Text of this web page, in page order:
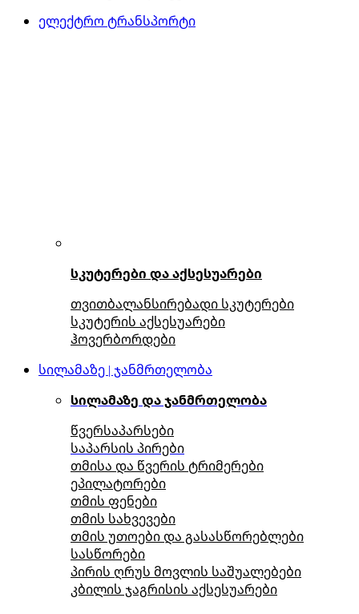
ელექტრო ტრანსპორტი
სკუტერები და აქსესუარები
თვითბალანსირებადი სკუტერები
სკუტერის აქსესუარები
ჰოვერბორდები
სილამაზე | ჯანმრთელობა
სილამაზე და ჯანმრთელობა
წვერსაპარსები
საპარსის პირები
თმისა და წვერის ტრიმერები
ეპილატორები
თმის ფენები
თმის სახვევები
თმის უთოები და გასასწორებლები
სასწორები
პირის ღრუს მოვლის საშუალებები
კბილის ჯაგრისის აქსესუარები